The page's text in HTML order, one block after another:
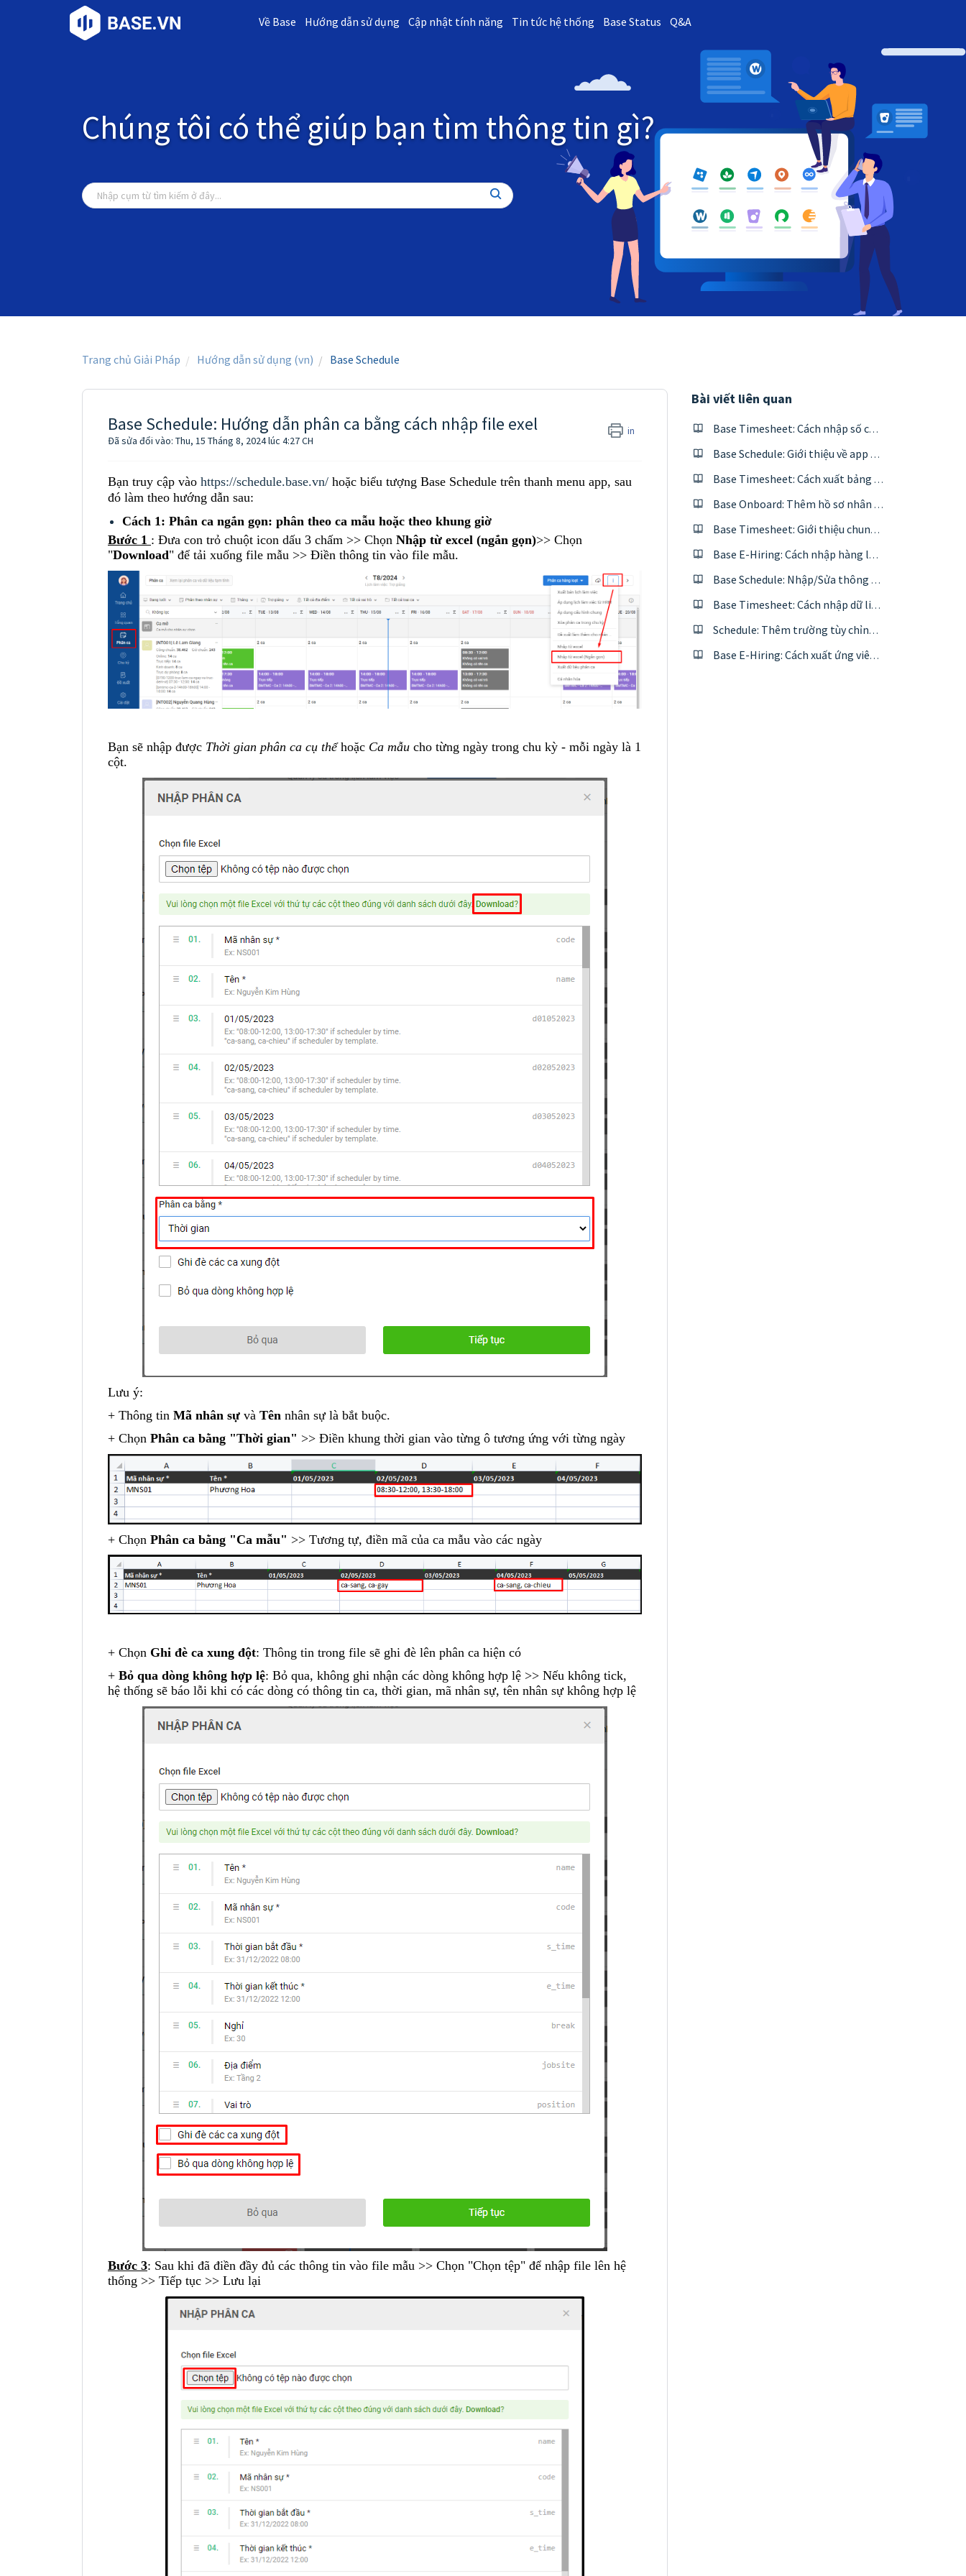
Về Base Hướng dẫn sử dụng Cập nhật tính năng Tin tức hệ thống Base Status Q&A
Chúng tôi có thể giúp bạn tìm thông tin gì?
Trang chủ Giải Pháp Hướng dẫn sử dụng (vn) Base Schedule
Base Schedule: Hướng dẫn phân ca bằng cách nhập file exel in
Đã sửa đổi vào: Thu, 15 Tháng 8, 2024 lúc 4:27 CH
Bạn truy cập vào https://schedule.base.vn/ hoặc biểu tượng Base Schedule trên thanh menu app, sau
đó làm theo hướng dẫn sau:
Cách 1: Phân ca ngắn gọn: phân theo ca mẫu hoặc theo khung giờ
Bước 1 : Đưa con trỏ chuột icon dấu 3 chấm >> Chọn Nhập từ excel (ngắn gọn)>> Chọn
"Download" để tải xuống file mẫu >> Điền thông tin vào file mẫu.
Bạn sẽ nhập được Thời gian phân ca cụ thểhoặc Ca mẫu cho từng ngày trong chu kỳ - mỗi ngày là 1
cột.
Lưu ý:
+ Thông tin Mã nhân sự và Tên nhân sự là bắt buộc.
+ Chọn Phân ca bằng "Thời gian" >> Điền khung thời gian vào từng ô tương ứng với từng ngày
+ Chọn Phân ca bằng "Ca mẫu" >> Tương tự, điền mã của ca mẫu vào các ngày
+ Chọn Ghi đè ca xung đột: Thông tin trong file sẽ ghi đè lên phân ca hiện có
+ Bỏ qua dòng không hợp lệ: Bỏ qua, không ghi nhận các dòng không hợp lệ >> Nếu không tick,
hệ thống sẽ báo lỗi khi có các dòng có thông tin ca, thời gian, mã nhân sự, tên nhân sự không hợp lệ
Bước 3: Sau khi đã điền đầy đủ các thông tin vào file mẫu >> Chọn "Chọn tệp" để nhập file lên hệ
thống >> Tiếp tục >> Lưu lại
Bài viết liên quan
Base Timesheet: Cách nhập số công của ca từ file excel
Base Schedule: Giới thiệu về app và Mục lục tính năng
Base Timesheet: Cách xuất bảng công Timesheet
Base Onboard: Thêm hồ sơ nhân viên mới onboard bằng file excel
Base Timesheet: Giới thiệu chung về app và Mục lục tính năng
Base E-Hiring: Cách nhập hàng loạt hồ sơ ứng viên vào Talent pool bằng file exel
Base Schedule: Nhập/Sửa thông tin ca mẫu bằng file excel
Base Timesheet: Cách nhập dữ liệu chấm công vào bảng công từ file excel
Schedule: Thêm trường tùy chỉnh cho từng ca
Base E-Hiring: Cách xuất ứng viên ra file excel